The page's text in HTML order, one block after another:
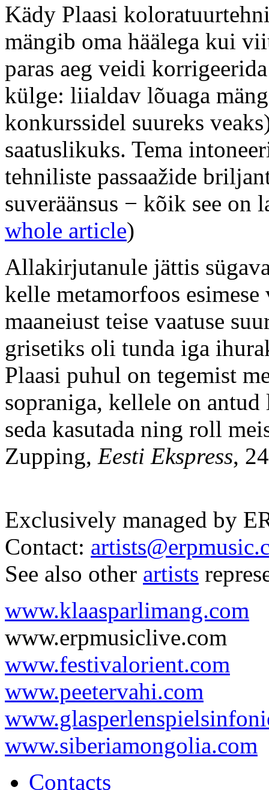
Kädy Plaasi
mängib oma häälega kui
paras aeg veidi
külge: liialdav lõuaga
konkurssidel suureks
saatuslikuks. Tema
tehniliste passaažide
suveräänsus − kõik see on
whole article)
Allakirjutanule jättis
kelle metamorfoos
maaneiust teise vaatuse
grisetiks oli tunda iga
Plaasi puhul on tegemist
sopraniga, kellele on
seda kasutada ning roll
Zupping, Eesti Ekspress,
Exclusively managed by
Contact:
See also other artists
www.klaasparlimang.com
www.erpmusiclive.com
www.festivalorient.com
www.peetervahi.com
www.siberiamongolia.com
Contacts